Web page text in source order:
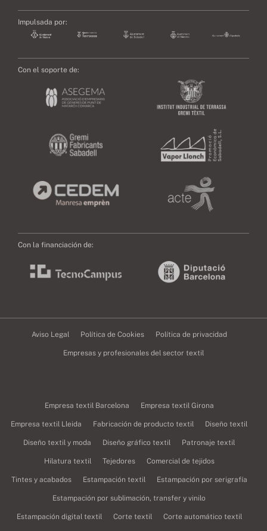
Impulsada por:
Con el soporte de:
Con la financiación de:
Aviso Legal Política de Cookies Política de privacidad
Empresas y profesionales del sector textil
Empresa textil Barcelona Empresa textil Girona
Empresa textil Lleida Fabricación de producto textil Diseño textil
Diseño textil y moda Diseño gráfico textil Patronaje textil
Hilatura textil Tejedores Comercial de tejidos
Tintes y acabados Estampación textil Estampación por serigrafía
Estampación por sublimación, transfer y vinilo
Estampación digital textil Corte textil Corte automático textil